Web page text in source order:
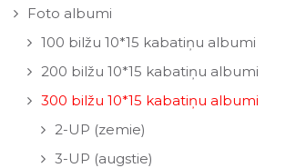
Foto albumi
100 bilžu 10*15 kabatiņu albumi
200 bilžu 10*15 kabatiņu albumi
300 bilžu 10*15 kabatiņu albumi
2-UP (zemie)
3-UP (augstie)